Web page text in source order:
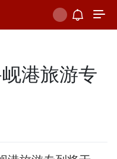
港旅游专